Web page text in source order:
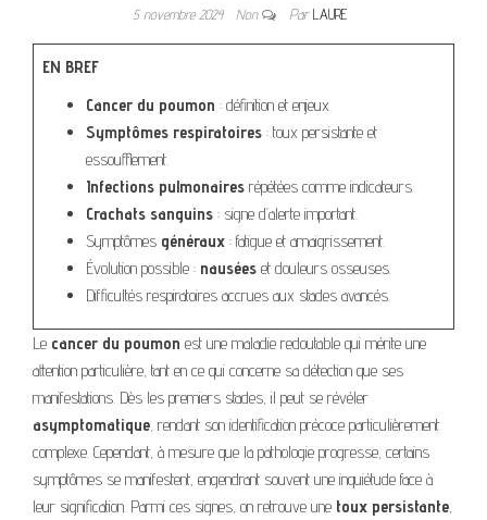
5 novembre 2024 Non ParLAURE
EN BREF
Cancer du poumon : définition et enjeux.
Symptômes respiratoires : toux persistante et
essoufflement.
Infections pulmonaires répétées comme indicateurs.
Crachats sanguins : signe d’alerte important.
Symptômes généraux : fatigue et amaigrissement.
Évolution possible : nausées et douleurs osseuses.
Difficultés respiratoires accrues aux stades avancés.
Le cancer du poumon est une maladie redoutable qui mérite une
attention particulière, tant en ce qui concerne sa détection que ses
manifestations. Dès les premiers stades, il peut se révéler
asymptomatique, rendant son identification précoce particulièrement
complexe. Cependant, à mesure que la pathologie progresse, certains
symptômes se manifestent, engendrant souvent une inquiétude face à
leur signification. Parmi ces signes, on retrouve une toux persistante,